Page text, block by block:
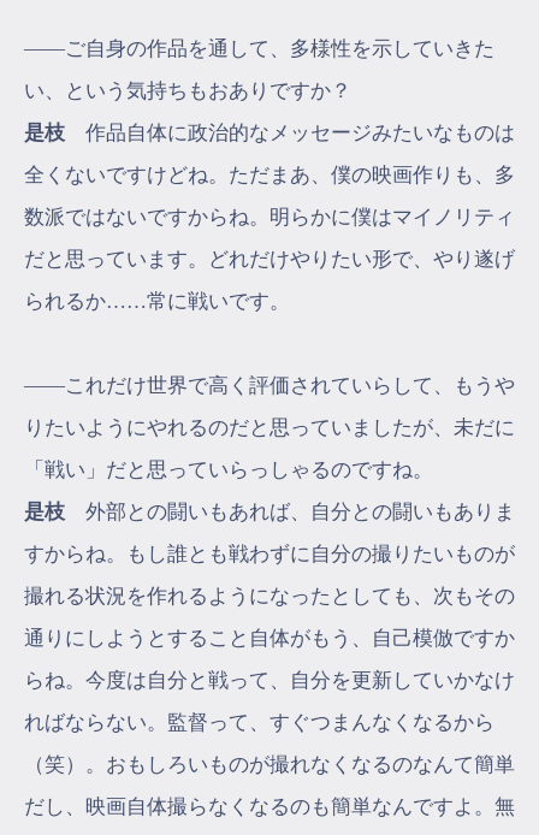
――ご自身の作品を通して、多様性を示していきた
い、という気持ちもおありですか？
是枝 作品自体に政治的なメッセージみたいなものは
全くないですけどね。ただまあ、僕の映画作りも、多
数派ではないですからね。明らかに僕はマイノリティ
だと思っています。どれだけやりたい形で、やり遂げ
られるか……常に戦いです。
――これだけ世界で高く評価されていらして、もうや
りたいようにやれるのだと思っていましたが、未だに
「戦い」だと思っていらっしゃるのですね。
是枝 外部との闘いもあれば、自分との闘いもありま
すからね。もし誰とも戦わずに自分の撮りたいものが
撮れる状況を作れるようになったとしても、次もその
通りにしようとすること自体がもう、自己模倣ですか
らね。今度は自分と戦って、自分を更新していかなけ
ればならない。監督って、すぐつまんなくなるから
（笑）。おもしろいものが撮れなくなるのなんて簡単
だし、映画自体撮らなくなるのも簡単なんですよ。無